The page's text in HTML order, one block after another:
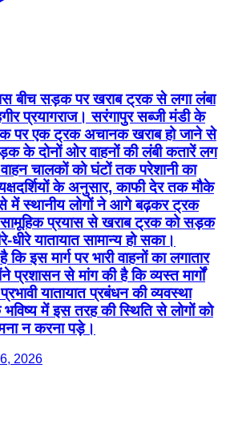
बीच सड़क पर खराब ट्रक से लगा लंबा
प्रयागराज। सरंगापुर सब्जी मंडी के
पर एक ट्रक अचानक खराब हो जाने से
के दोनों ओर वाहनों की लंबी कतारें लग
चालकों को घंटों तक परेशानी का
के अनुसार, काफी देर तक मौके
में स्थानीय लोगों ने आगे बढ़कर ट्रक
प्रयास से खराब ट्रक को सड़क
यातायात सामान्य हो सका।
इस मार्ग पर भारी वाहनों का लगातार
प्रशासन से मांग की है कि व्यस्त मार्गों
यातायात प्रबंधन की व्यवस्था
में इस तरह की स्थिति से लोगों को
न करना पड़े।
2026